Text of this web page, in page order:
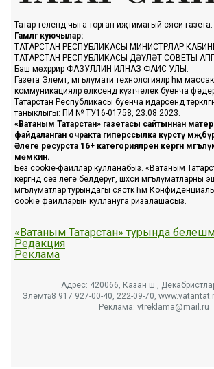
Татар телендә чыга торган иҗтимагый-сәяси газета.
Гамәлгә куючылар:
ТАТАРСТАН РЕСПУБЛИКАСЫ МИНИСТРЛАР
ТАТАРСТАН РЕСПУБЛИКАСЫ ДӘҮЛӘТ СОВЕТЫ
Баш мөхәррир ФАЗУЛЛИН ИЛНАЗ ФАИС УЛЫ.
Газета Элемтә, мәгълүмати технологияләр һәм
коммуникацияләр өлкәсендә күзәтчелек буенча
Татарстан Республикасы буенча идарәсендә
таныклыгы: ПИ № ТУ16-01758, 23.08.2023.
«Ватаным Татарстан» газетасы сайтыннан
файдаланган очракта гиперссылка күрсәтү
Әлеге ресурста 16+ категорияләренә кергән
мөмкин.
Без cookie-файллар кулланабыз. «Ватаным
кергәндә сез әлеге белдерүгә, шәхси мәгълүматларны
мәгълүматлар турындагы сәясәткә һәм
cookie файлларын куллануга ризалашасыз.
«Ватаным Татарстан» турында
Редакция
Реклама
Адрес: 420066, Казан ш.,
Элемтә: 8 917 927-00-40, 222-09-70,
Реклама: vtreklama@mail.ru